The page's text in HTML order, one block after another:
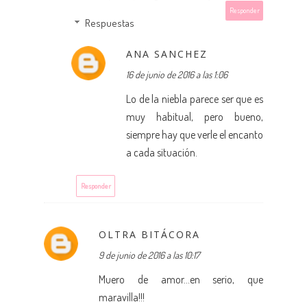
Responder
Respuestas
ANA SANCHEZ
16 de junio de 2016 a las 1:06
Lo de la niebla parece ser que es
muy habitual, pero bueno,
siempre hay que verle el encanto
a cada situación.
Responder
OLTRA BITÁCORA
9 de junio de 2016 a las 10:17
Muero de amor...en serio, que
maravilla!!!